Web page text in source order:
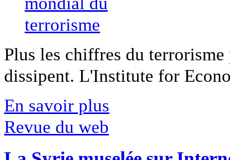
Plus les chiffres du
dissipent. L'Institute for
En savoir plus
Revue du web